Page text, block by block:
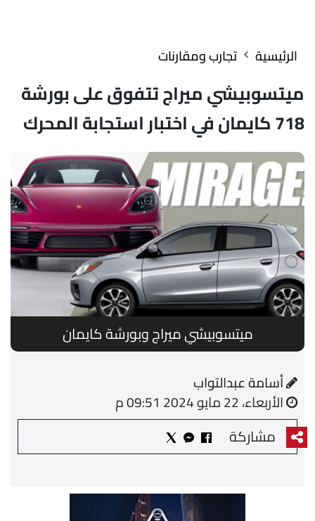
الرئيسية تجارب ومقارنات
ميتسوبيشي ميراج تتفوق على بورشة
718 كايمان في اختبار استجابة المحرك
ميتسوبيشي ميراج وبورشة كايمان
أسامة عبدالتواب
الأربعاء، 22 مايو 2024 09:51 م
مشاركة